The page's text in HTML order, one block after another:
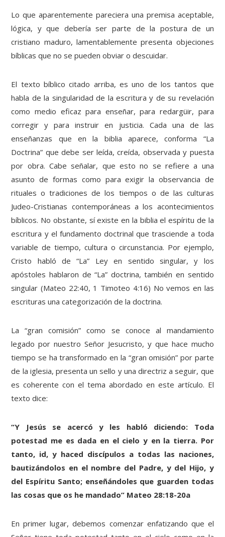
Lo que aparentemente pareciera una premisa aceptable,
lógica, y que debería ser parte de la postura de un
cristiano maduro, lamentablemente presenta objeciones
bíblicas que no se pueden obviar o descuidar.
El texto bíblico citado arriba, es uno de los tantos que
habla de la singularidad de la escritura y de su revelación
como medio eficaz para enseñar, para redargüir, para
corregir y para instruir en justicia. Cada una de las
enseñanzas que en la biblia aparece, conforma “La
Doctrina” que debe ser leída, creída, observada y puesta
por obra. Cabe señalar, que esto no se refiere a una
asunto de formas como para exigir la observancia de
rituales o tradiciones de los tiempos o de las culturas
Judeo-Cristianas contemporáneas a los acontecimientos
bíblicos. No obstante, sí existe en la biblia el espíritu de la
escritura y el fundamento doctrinal que trasciende a toda
variable de tiempo, cultura o circunstancia. Por ejemplo,
Cristo habló de “La” Ley en sentido singular, y los
apóstoles hablaron de “La” doctrina, también en sentido
singular (Mateo 22:40, 1 Timoteo 4:16) No vemos en las
escrituras una categorización de la doctrina.
La “gran comisión” como se conoce al mandamiento
legado por nuestro Señor Jesucristo, y que hace mucho
tiempo se ha transformado en la “gran omisión” por parte
de la iglesia, presenta un sello y una directriz a seguir, que
es coherente con el tema abordado en este artículo. El
texto dice:
“Y Jesús se acercó y les habló diciendo: Toda
potestad me es dada en el cielo y en la tierra. Por
tanto, id, y haced discípulos a todas las naciones,
bautizándolos en el nombre del Padre, y del Hijo, y
del Espíritu Santo; enseñándoles que guarden todas
las cosas que os he mandado” Mateo 28:18-20a
En primer lugar, debemos comenzar enfatizando que el